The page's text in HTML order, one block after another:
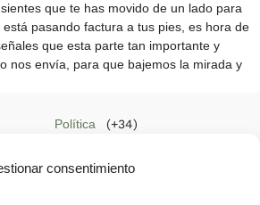
consentimiento
que te has movido de un lado para
pasando factura a tus pies, es hora de
que esta parte tan importante y
nos envía, para que bajemos la mirada y
Política
Privacidad
(+34)
908